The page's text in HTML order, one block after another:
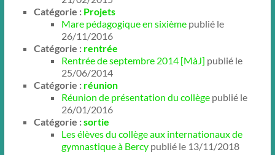
Catégorie : Projets
Mare pédagogique en sixièmepublié le
26/11/2016
Catégorie : rentrée
Rentrée de septembre 2014 [MàJ] publié le
25/06/2014
Catégorie : réunion
Réunion de présentation du collègepublié le
26/01/2016
Catégorie :sortie
Les élèves du collège aux internationaux de
gymnastique à Bercypublié le 13/11/2018